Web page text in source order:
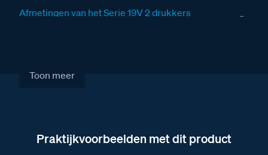
Afmetingen van het Serie 19V 2 drukkers
Afbeelding van het deurstation Serie 19VC met 2
Afbeelding van het deurstation Serie 19V met 2
Toon meer
Praktijkvoorbeelden met dit product